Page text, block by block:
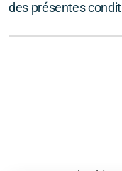
des présentes